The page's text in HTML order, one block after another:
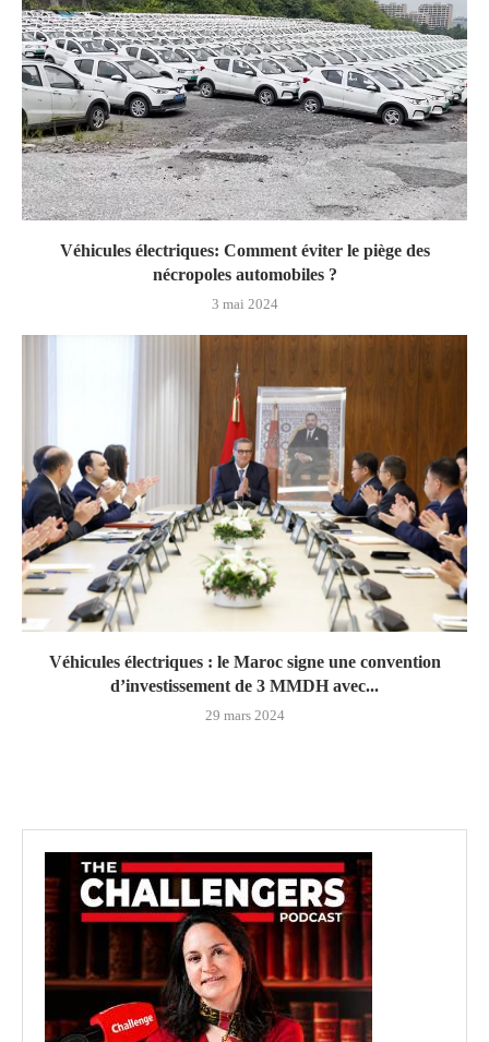
Véhicules électriques: Comment éviter le piège des
nécropoles automobiles ?
3 mai 2024
Véhicules électriques : le Maroc signe une convention
d’investissement de 3 MMDH avec...
29 mars 2024